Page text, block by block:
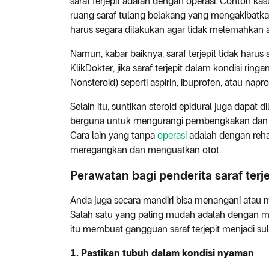
ruang saraf tulang belakang yang
harus segara dilakukan agar tidak melemahkan
Namun, kabar baiknya, saraf terjepit tidak harus
KlikDokter, jika saraf terjepit dalam kondisi
Nonsteroid) seperti aspirin, ibuprofen, atau
Selain itu, suntikan steroid epidural juga dapat
berguna untuk mengurangi pembengkakan
Cara lain yang tanpa operasi adalah dengan
meregangkan dan menguatkan otot.
Perawatan bagi penderita saraf
Anda juga secara mandiri bisa menangani atau
Salah satu yang paling mudah adalah dengan
itu membuat gangguan saraf terjepit menjadi
1. Pastikan tubuh dalam kondisi nyaman